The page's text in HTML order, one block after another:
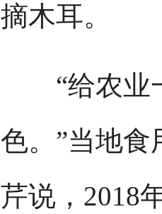
摘木耳。
“给农业一
色。”当地
芹说，2018